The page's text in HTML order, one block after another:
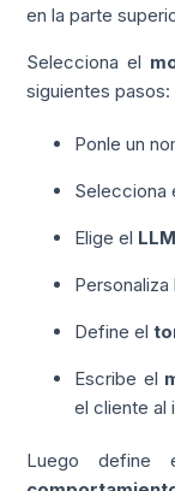
en la parte
Selecciona el
siguientes pasos:
Ponle un
Selecciona
Elige el LLM
Define el
Escribe el
el cliente al
Luego define